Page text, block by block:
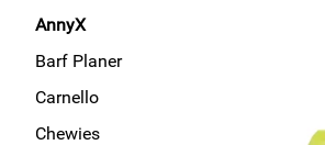
AnnyX
Barf Planer
Carnello
Chewies